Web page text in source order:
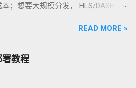
当然可以！ 一个典型的、强大的
美地集成在一起。而 anytls，则是实
底层基石。 团队成员解析：每个技
？ 为了更好地理解，让我们把建立
；想要大规模分发， HLS/DASH 这
Google 及其背后的 IETF 工作组抛出了
QUIC (MoQ) 。它不仅仅是一个新
性”与“扩展性”如何统一的范式革命。
们需要 MoQ？ 在深入 MoQ 之前，
山”： RTMP/HTTP-FLV/HLS (基于
READ MORE »
教程